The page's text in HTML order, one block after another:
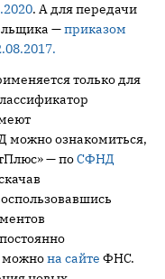
. А для передачи
—приказом
только для
можно ознакомиться,
— поСФНД
можнона сайте ФНС.